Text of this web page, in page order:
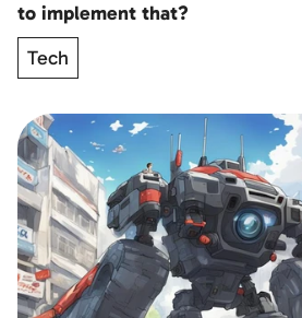
to implement that?
Tech